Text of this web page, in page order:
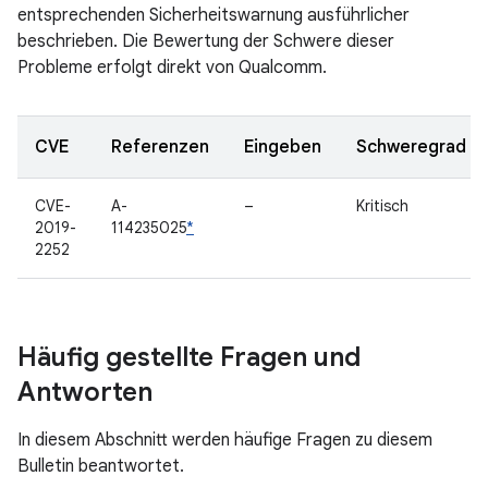
entsprechenden Sicherheitswarnung ausführlicher
beschrieben. Die Bewertung der Schwere dieser
Probleme erfolgt direkt von Qualcomm.
CVE Referenzen Eingeben Schweregrad
CVE-
2019-
2252
A-
114235025*
– Kritisch
Häufig gestellte Fragen und
Antworten
In diesem Abschnitt werden häufige Fragen zu diesem
Bulletin beantwortet.